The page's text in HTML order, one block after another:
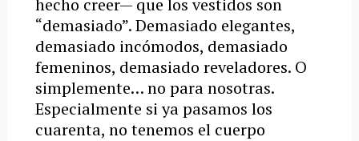
hecho creer— que los vestidos son
“demasiado”. Demasiado elegantes,
demasiado incómodos, demasiado
femeninos, demasiado reveladores. O
simplemente… no para nosotras.
Especialmente si ya pasamos los
cuarenta, no tenemos el cuerpo